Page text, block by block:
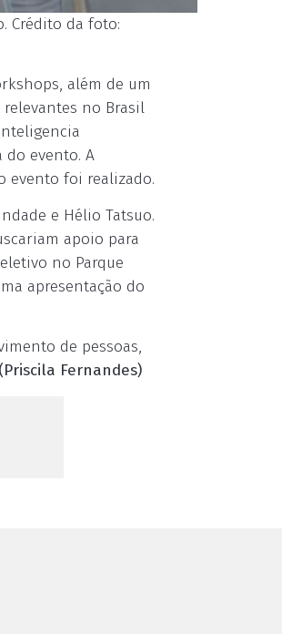
Crédito da foto:
além de um
relevantes no Brasil
do evento. A
evento foi realizado.
e Hélio Tatsuo.
apoio para
no Parque
apresentação do
de pessoas,
(Priscila Fernandes)